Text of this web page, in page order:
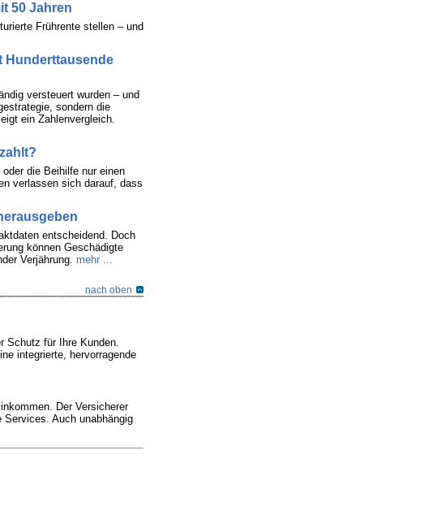
50 Jahren
Frührente stellen – und
Hunderttausende
versteuert wurden – und
sondern die
ein Zahlenvergleich.
die Beihilfe nur einen
verlassen sich darauf, dass
entscheidend. Doch
können Geschädigte
Verjährung. mehr ...
nach oben
Schutz für Ihre Kunden.
integrierte, hervorragende
Der Versicherer
Auch unabhängig